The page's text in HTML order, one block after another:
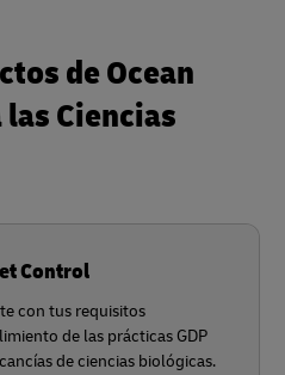
de Ocean
Ciencias
Control
con tus requisitos
de las prácticas GDP
de ciencias biológicas.